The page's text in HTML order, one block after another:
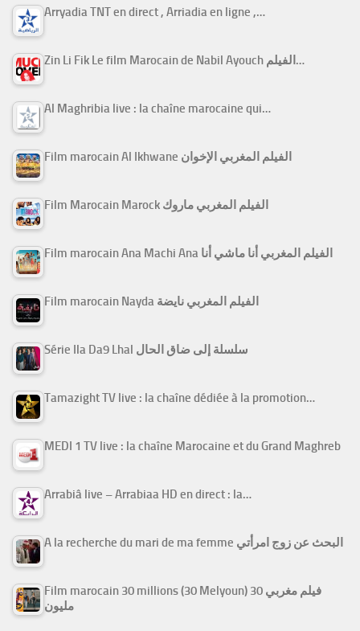
Arryadia TNT en direct , Arriadia en ligne ,…
Zin Li Fik Le film Marocain de Nabil Ayouch الفيلم…
Al Maghribia live : la chaîne marocaine qui…
Film marocain Al Ikhwane الفيلم المغربي الإخوان
Film Marocain Marock الفيلم المغربي ماروك
Film marocain Ana Machi Ana الفيلم المغربي أنا ماشي أنا
Film marocain Nayda الفيلم المغربي نايضة
Série Ila Da9 Lhal سلسلة إلى ضاق الحال
Tamazight TV live : la chaîne dédiée à la promotion…
MEDI 1 TV live : la chaîne Marocaine et du Grand Maghreb
Arrabiâ live – Arrabiaa HD en direct : la…
A la recherche du mari de ma femme البحث عن زوج امرأتي
Film marocain 30 millions (30 Melyoun) فيلم مغربي 30
مليون